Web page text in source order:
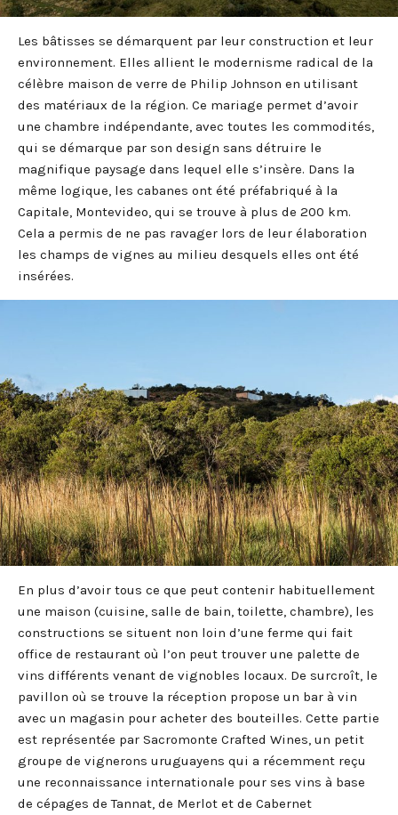
Les bâtisses se démarquent par leur construction et leur
environnement. Elles allient le modernisme radical de la
célèbre maison de verre de Philip Johnson en utilisant
des matériaux de la région. Ce mariage permet d’avoir
une chambre indépendante, avec toutes les commodités,
qui se démarque par son design sans détruire le
magnifique paysage dans lequel elle s’insère. Dans la
même logique, les cabanes ont été préfabriqué à la
Capitale, Montevideo, qui se trouve à plus de 200 km.
Cela a permis de ne pas ravager lors de leur élaboration
les champs de vignes au milieu desquels elles ont été
insérées.
En plus d’avoir tous ce que peut contenir habituellement
une maison (cuisine, salle de bain, toilette, chambre), les
constructions se situent non loin d’une ferme qui fait
office de restaurant où l’on peut trouver une palette de
vins différents venant de vignobles locaux. De surcroît, le
pavillon où se trouve la réception propose un bar à vin
avec un magasin pour acheter des bouteilles. Cette partie
est représentée par Sacromonte Crafted Wines, un petit
groupe de vignerons uruguayens qui a récemment reçu
une reconnaissance internationale pour ses vins à base
de cépages de Tannat, de Merlot et de Cabernet